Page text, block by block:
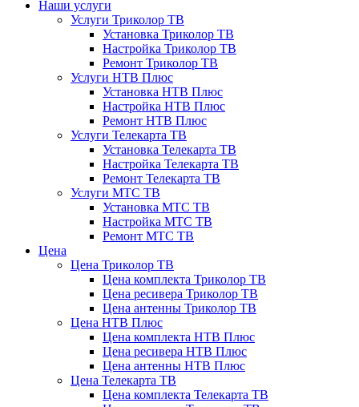
Наши услуги
Услуги Триколор ТВ
Установка Триколор ТВ
Настройка Триколор ТВ
Ремонт Триколор ТВ
Услуги НТВ Плюс
Установка НТВ Плюс
Настройка НТВ Плюс
Ремонт НТВ Плюс
Услуги Телекарта ТВ
Установка Телекарта ТВ
Настройка Телекарта ТВ
Ремонт Телекарта ТВ
Услуги МТС ТВ
Установка МТС ТВ
Настройка МТС ТВ
Ремонт МТС ТВ
Цена
Цена Триколор ТВ
Цена комплекта Триколор ТВ
Цена ресивера Триколор ТВ
Цена антенны Триколор ТВ
Цена НТВ Плюс
Цена комплекта НТВ Плюс
Цена ресивера НТВ Плюс
Цена антенны НТВ Плюс
Цена Телекарта ТВ
Цена комплекта Телекарта ТВ